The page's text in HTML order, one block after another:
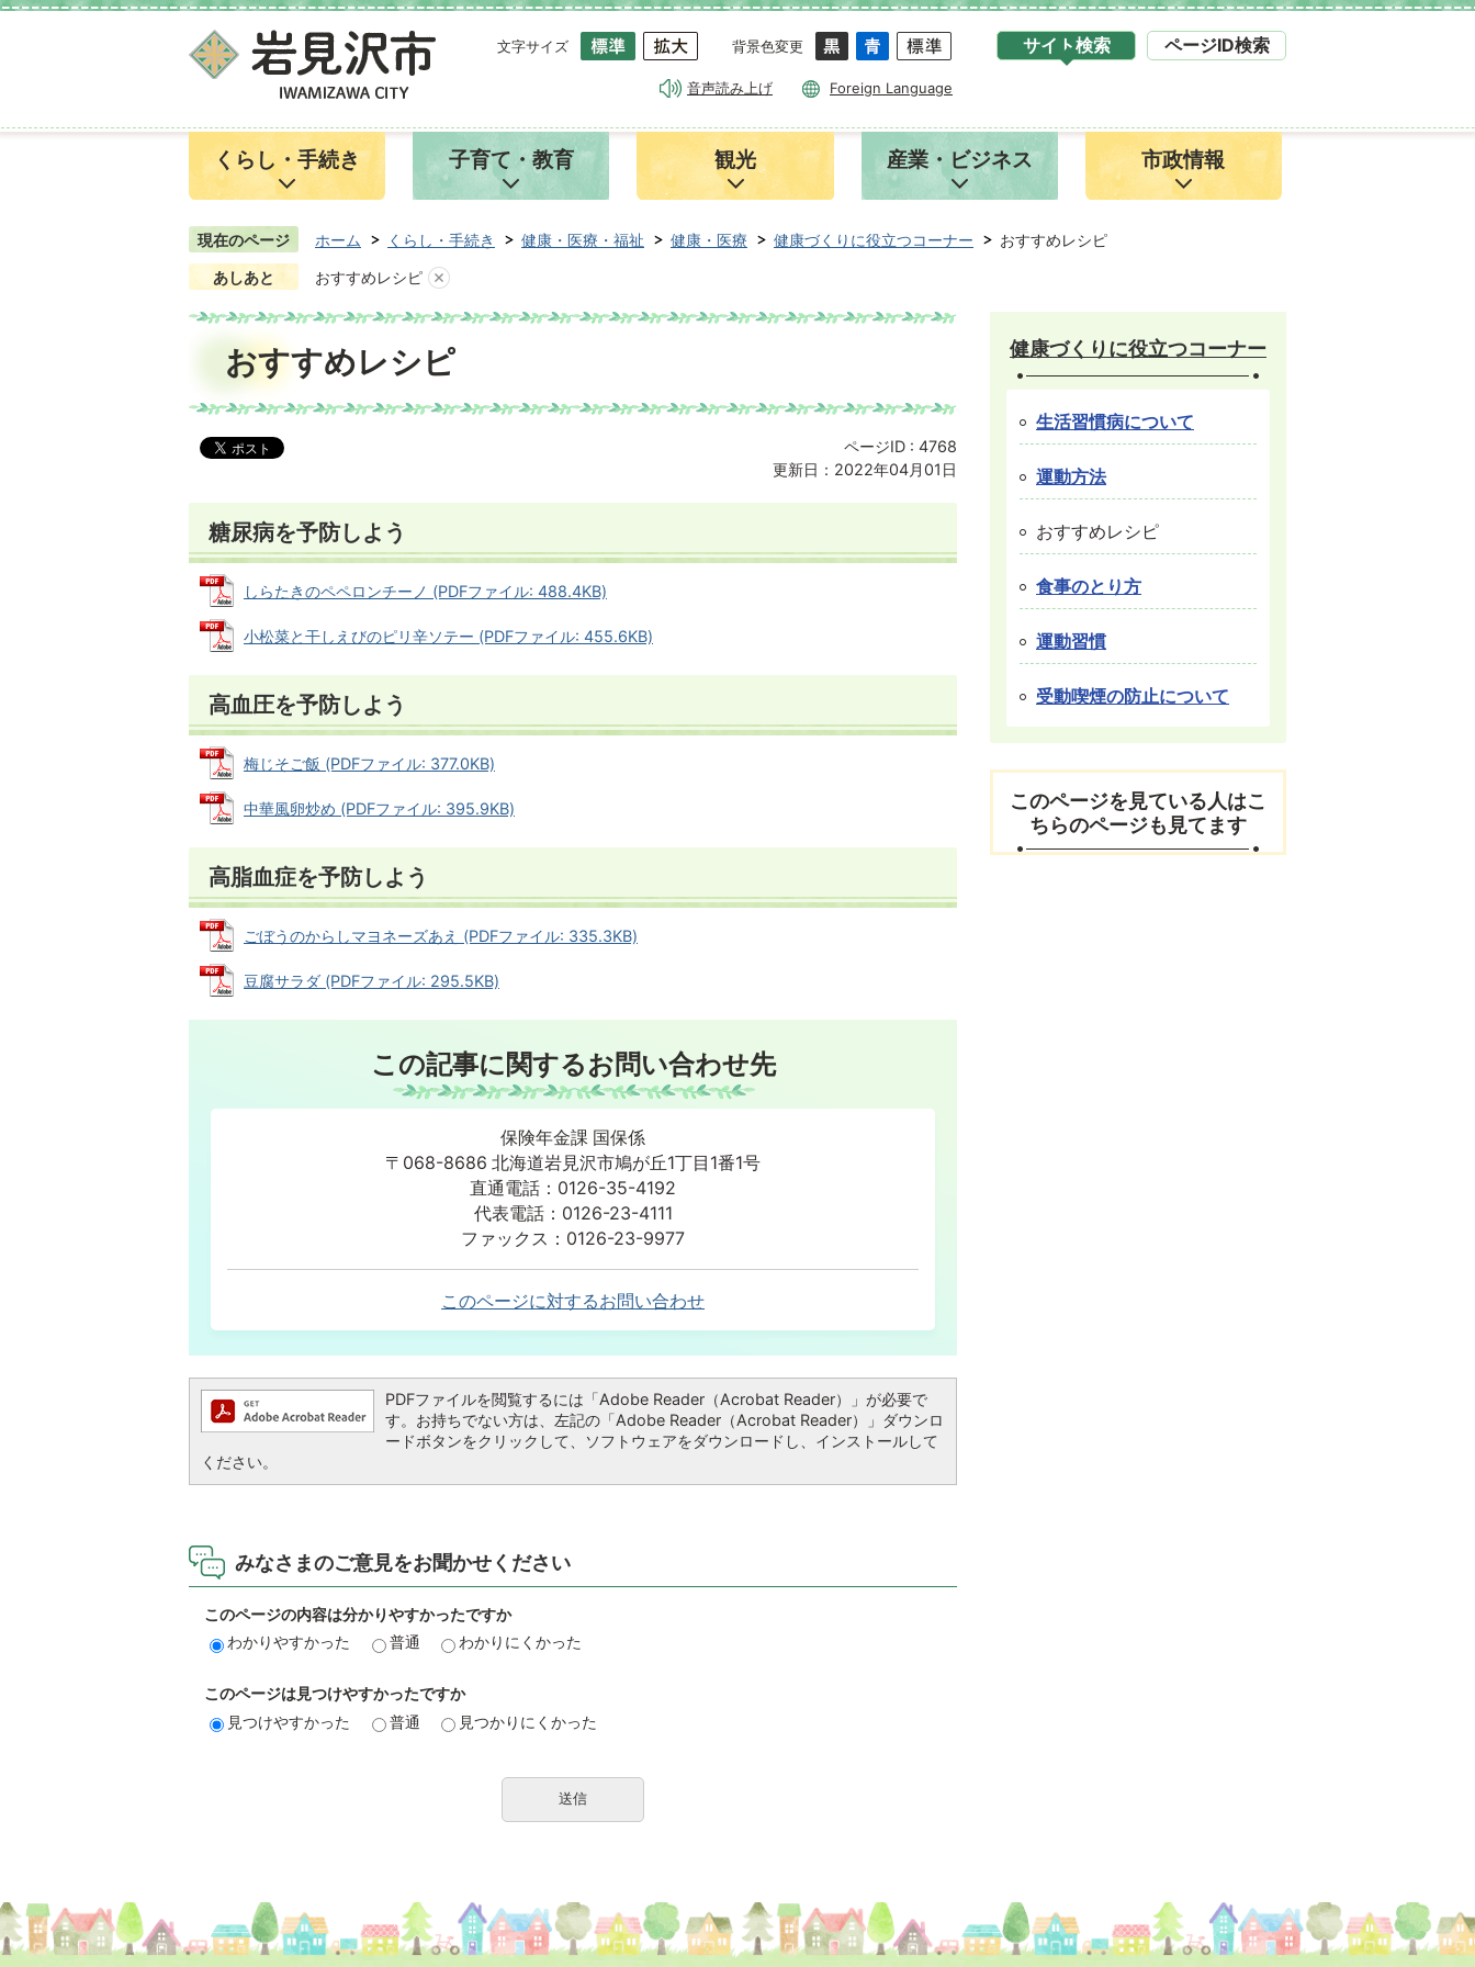
文字サイズ 背景色変更
音声読み上げ Foreign Language
サイト検索 ページID検索
ト
索
くらし・手続き 子育て・教育 観光 産業・ビジネス 市政情報
現在のページ ホーム くらし・手続き 健康・医療・福祉 健康・医療 健康づくりに役立つコーナー
おすすめレシピ
あしあと
おすすめレシピ
おすすめレシピ
ページID : 4768
更新日：2022年04月01日
糖尿病を予防しよう
しらたきのペペロンチーノ (PDFファイル: 488.4KB)
小松菜と干しえびのピリ辛ソテー (PDFファイル: 455.6KB)
高血圧を予防しよう
梅じそご飯 (PDFファイル: 377.0KB)
中華風卵炒め (PDFファイル: 395.9KB)
高脂血症を予防しよう
ごぼうのからしマヨネーズあえ (PDFファイル: 335.3KB)
豆腐サラダ (PDFファイル: 295.5KB)
この記事に関するお問い合わせ先
保険年金課 国保係
〒068-8686 北海道岩見沢市鳩が丘1丁目1番1号
直通電話：0126-35-4192
代表電話：0126-23-4111
ファックス：0126-23-9977
このページに対するお問い合わせ
PDFファイルを閲覧するには「Adobe Reader（Acrobat Reader）」が必要で
す。お持ちでない方は、左記の「Adobe Reader（Acrobat Reader）」ダウンロ
ードボタンをクリックして、ソフトウェアをダウンロードし、インストールして
ください。
みなさまのご意見をお聞かせください
このページの内容は分かりやすかったですか
わかりやすかった
普通 わかりにくかった
このページは見つけやすかったですか
見つけやすかった
普通 見つかりにくかった
健康づくりに役立つコーナー
生活習慣病について
運動方法
おすすめレシピ
食事のとり方
運動習慣
受動喫煙の防止について
このページを見ている人はこ
ちらのページも見てます